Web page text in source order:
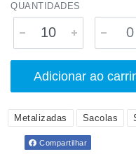
QUANTIDADES
Adicionar ao
Metalizadas Sacolas
Compartilhar